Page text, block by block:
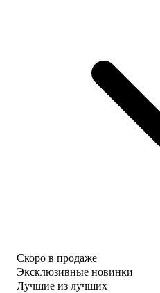
Скоро в продаже
Эксклюзивные новинки
Лучшие из лучших